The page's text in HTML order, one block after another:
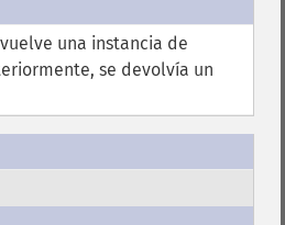
una instancia de
se devolvía un